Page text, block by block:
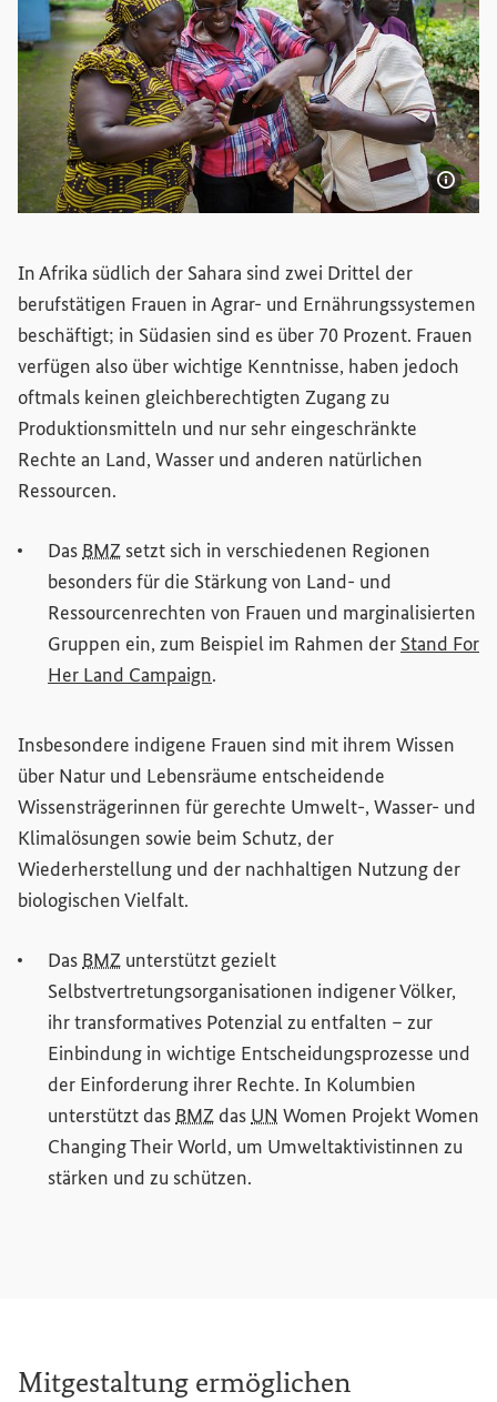
In Afrika südlich der Sahara sind zwei Drittel der
berufstätigen Frauen in Agrar- und Ernährungssystemen
beschäftigt; in Südasien sind es über 70 Prozent. Frauen
verfügen also über wichtige Kenntnisse, haben jedoch
oftmals keinen gleichberechtigten Zugang zu
Produktionsmitteln und nur sehr eingeschränkte
Rechte an Land, Wasser und anderen natürlichen
Ressourcen.
Das BMZ setzt sich in verschiedenen Regionen
besonders für die Stärkung von Land- und
Ressourcenrechten von Frauen und marginalisierten
Gruppen ein, zum Beispiel im Rahmen der Stand For
Her Land Campaign(Externer Link)
.
Insbesondere indigene Frauen sind mit ihrem Wissen
über Natur und Lebensräume entscheidende
Wissensträgerinnen für gerechte Umwelt-, Wasser- und
Klimalösungen sowie beim Schutz, der
Wiederherstellung und der nachhaltigen Nutzung der
biologischen Vielfalt.
Das BMZ unterstützt gezielt
Selbstvertretungsorganisationen indigener Völker,
ihr transformatives Potenzial zu entfalten – zur
Einbindung in wichtige Entscheidungsprozesse und
der Einforderung ihrer Rechte. In Kolumbien
unterstützt das BMZ das UN Women ProjektWomen
Changing TheirWorld, um Umweltaktivistinnen zu
stärken und zu schützen.
Mitgestaltung ermöglichen